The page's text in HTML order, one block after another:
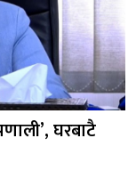
घरबाटै